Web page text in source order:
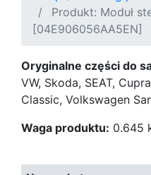
Produkt: Moduł
[04E906056AA5EN]
Oryginalne części do
VW, Skoda, SEAT,
Classic, Volkswagen
Waga produktu: 0.645